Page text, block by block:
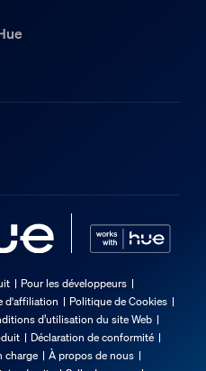
Pour les développeurs
d'affiliation
Politique de Cookies
d’utilisation du site Web
Déclaration de conformité
charge
À propos de nous